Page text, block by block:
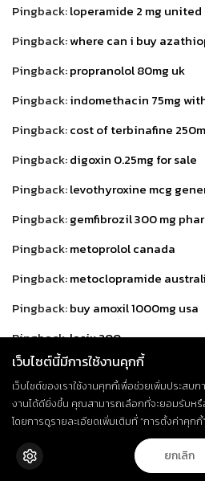
Pingback:loperamide 2 mg
Pingback:where can i buy
Pingback:propranolol 80mg uk
Pingback:indomethacin 75mg
Pingback:cost of terbinafine
Pingback:digoxin 0.25mg for sale
Pingback:levothyroxine mcg
Pingback:gemfibrozil 300 mg
Pingback:metoprolol canada
Pingback:metoclopramide
Pingback:buy amoxil 1000mg usa
Pingback:lasix 200
Pingback:neurontin gabapentin
Pingback: plaquenil 300 mg
Pingback:otc prednisone cream
Pingback:
cheap priligy
เว็บไซต์นี้มีการใช้งานคุกกี้
เว็บไซต์ของเราใช้งานคุกกี้เพื่อช่วยเพิ่มประสบ
งานได้ดียิ่งขึ้น คุณสามารถเลือกที่จะยอมรับหรื
โดยการดูรายละเอียดเพิ่มเติมที่ “การตั้งค่าคุกกี้”
ยกเลิก